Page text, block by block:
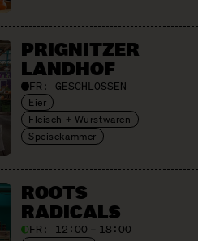
PRIGNITZER
LANDHOF
FR: GESCHLOSSEN
Eier
Fleisch + Wurstwaren
Speisekammer
ROOTS
RADICALS
FR: 12:00 – 18:00